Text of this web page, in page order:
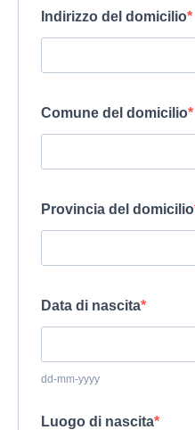
Indirizzo del domicilio
Comune del domicilio
Provincia del domicilio
Data di nascita
dd-mm-yyyy
Luogo di nascita